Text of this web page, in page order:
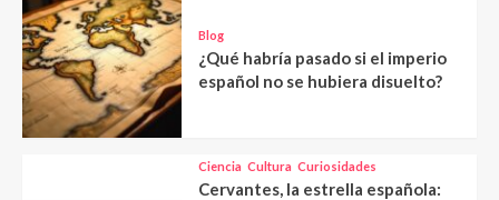
Blog
¿Qué habría pasado si el imperio
español no se hubiera disuelto?
Ciencia Cultura Curiosidades
Cervantes, la estrella española: